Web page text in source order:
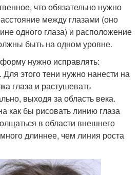
что обязательно нужно
между глазами (оно
одного глаза) и расположение
быть на одном уровне.
нужно исправлять:
Для этого тени нужно нанести на
глаза и растушевать
выходя за область века.
как бы рисовать линию глаза
в области внешнего
длиннее, чем линия роста